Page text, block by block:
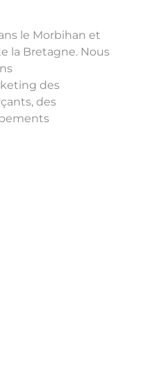
le Morbihan et
la Bretagne. Nous
des
des